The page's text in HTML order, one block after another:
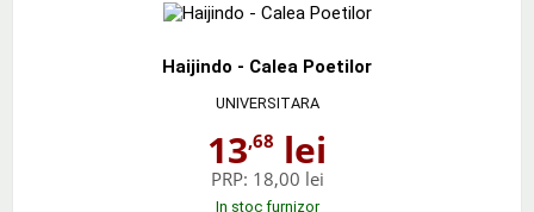
Haijindo - Calea Poetilor
UNIVERSITARA
13,68 lei
PRP: 18,00 lei
In stoc furnizor